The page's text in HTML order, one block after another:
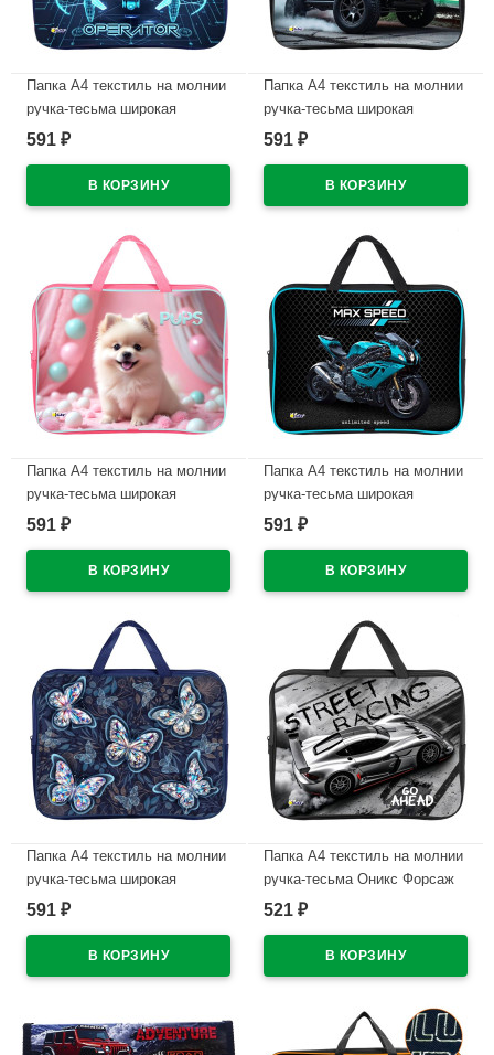
Папка А4 текстиль на молнии
ручка-тесьма широкая
боковинка Оникс Дрон
591 ₽
Папка А4 текстиль на молнии
ручка-тесьма широкая
боковинка Оникс Чёрный
591 ₽
Папка А4 текстиль на молнии
ручка-тесьма широкая
боковинка Оникс Забавный
591 ₽
Папка А4 текстиль на молнии
ручка-тесьма широкая
боковинка Оникс Мотобайк
591 ₽
Папка А4 текстиль на молнии
ручка-тесьма широкая
боковинка Оникс Полёт
591 ₽
Папка А4 текстиль на молнии
ручка-тесьма Оникс Форсаж
арт.ПМД2-20
521 ₽